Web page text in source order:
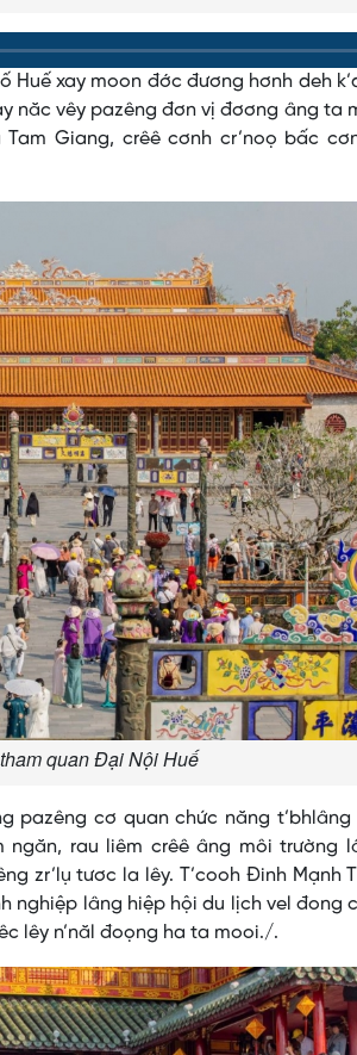
Huế xay moon đớc đương hơnh deh
năc vêy pazêng đơn vị đơơng âng ta
Giang, crêê cơnh cr’noọ bấc
quan Đại Nội Huế
pazêng cơ quan chức năng t’bhlâng
ngăn, rau liêm crêê âng môi trường
zr’lụ tươc la lêy. T’cooh Đinh Mạnh
nghiệp lâng hiệp hội du lịch vel đong
lêy n’năl đoọng ha ta mooi./.